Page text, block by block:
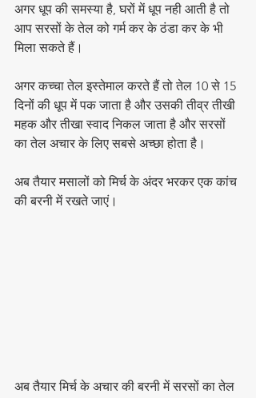
अगर धूप की समस्या है, घरों में धूप नही आती है तो
आप सरसों के तेल को गर्म कर के ठंडा कर के भी
मिला सकते हैं।
अगर कच्चा तेल इस्तेमाल करते हैं तो तेल 10 से 15
दिनों की धूप में पक जाता है और उसकी तीव्र तीखी
महक और तीखा स्वाद निकल जाता है और सरसों
का तेल अचार के लिए सबसे अच्छा होता है।
अब तैयार मसालों को मिर्च के अंदर भरकर एक कांच
की बरनी में रखते जाएं।
अब तैयार मिर्च के अचार की बरनी में सरसों का तेल